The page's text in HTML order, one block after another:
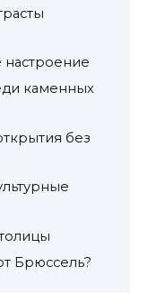
каменных
без
Брюссель?